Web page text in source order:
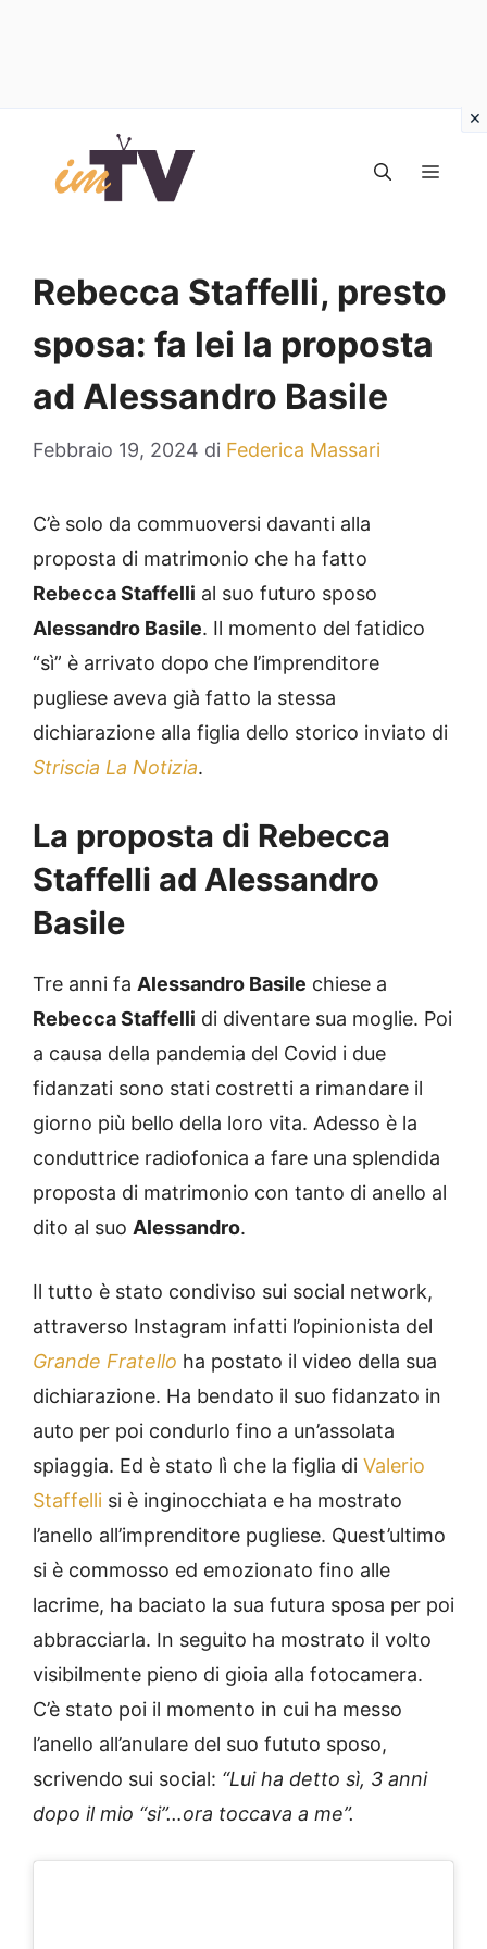
contenuto
Rebecca Staffelli, presto
sposa: fa lei la proposta
ad Alessandro Basile
Febbraio 19, 2024 di Federica Massari
C’è solo da commuoversi davanti alla
proposta di matrimonio che ha fatto
Rebecca Staffelli al suo futuro sposo
Alessandro Basile. Il momento del fatidico
“sì” è arrivato dopo che l’imprenditore
pugliese aveva già fatto la stessa
dichiarazione alla figlia dello storico inviato di
Striscia La Notizia.
La proposta di Rebecca
Staffelli ad Alessandro
Basile
Tre anni fa Alessandro Basile chiese a
Rebecca Staffelli di diventare sua moglie. Poi
a causa della pandemia del Covid i due
fidanzati sono stati costretti a rimandare il
giorno più bello della loro vita. Adesso è la
conduttrice radiofonica a fare una splendida
proposta di matrimonio con tanto di anello al
dito al suo Alessandro.
Il tutto è stato condiviso sui social network,
attraverso Instagram infatti l’opinionista del
Grande Fratello ha postato il video della sua
dichiarazione. Ha bendato il suo fidanzato in
auto per poi condurlo fino a un’assolata
spiaggia. Ed è stato lì che la figlia di Valerio
Staffelli si è inginocchiata e ha mostrato
l’anello all’imprenditore pugliese. Quest’ultimo
si è commosso ed emozionato fino alle
lacrime, ha baciato la sua futura sposa per poi
abbracciarla. In seguito ha mostrato il volto
visibilmente pieno di gioia alla fotocamera.
C’è stato poi il momento in cui ha messo
l’anello all’anulare del suo fututo sposo,
scrivendo sui social: “Lui ha detto sì, 3 anni
dopo il mio “si”…ora toccava a me”.